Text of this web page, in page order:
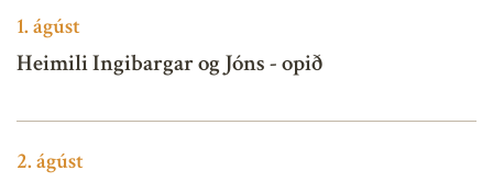
1.ágúst
Heimili Ingibargar og Jóns - opið
2.ágúst